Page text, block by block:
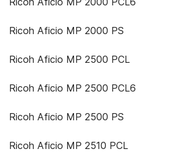
Ricoh Aficio MP 2000 PS
Ricoh Aficio MP 2500 PCL
Ricoh Aficio MP 2500 PCL6
Ricoh Aficio MP 2500 PS
Ricoh Aficio MP 2510 PCL